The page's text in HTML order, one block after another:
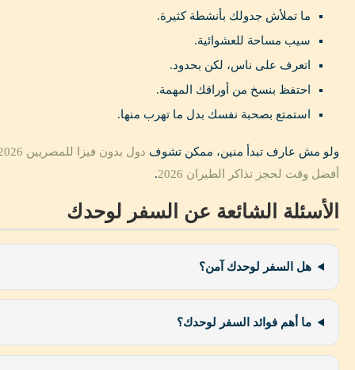
ما تملأش جدولك بأنشطة كثيرة.
سيب مساحة للعشوائية.
اتعرف على ناس، لكن بحدود.
احتفظ بنسخ من أوراقك المهمة.
استمتع بصحبة نفسك بدل ما تهرب منها.
ولو مش عارف تبدأ منين، ممكن تشوف دول بدون فيزا للمصريين 2026
أفضل وقت لحجز تذاكر الطيران 2026
.
الأسئلة الشائعة عن السفر لوحدك
هل السفر لوحدك آمن؟
ما أهم فوائد السفر لوحدك؟